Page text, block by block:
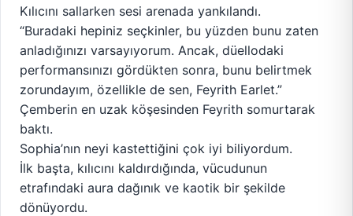
Kılıcını sallarken sesi arenada yankılandı.
“Buradaki hepiniz seçkinler, bu yüzden bunu zaten
anladığınızı varsayıyorum. Ancak, düellodaki
performansınızı gördükten sonra, bunu belirtmek
zorundayım, özellikle de sen, Feyrith Earlet.”
Çemberin en uzak köşesinden Feyrith somurtarak
baktı.
Sophia’nın neyi kastettiğini çok iyi biliyordum.
İlk başta, kılıcını kaldırdığında, vücudunun
etrafındaki aura dağınık ve kaotik bir şekilde
dönüyordu.